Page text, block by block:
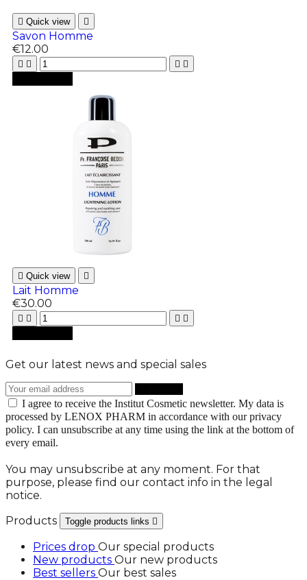
 Quick view 
Savon Homme
€12.00
   
 Quick view 
Lait Homme
€30.00
   
Get our latest news and special sales
I agree to receive the Institut Cosmetic newsletter. My data is
processed by LENOX PHARM in accordance with our privacy
policy. I can unsubscribe at any time using the link at the bottom of
every email.
You may unsubscribe at any moment. For that
purpose, please find our contact info in the legal
notice.
Products
Toggle products links 
Prices drop Our special products
New products Our new products
Best sellers Our best sales